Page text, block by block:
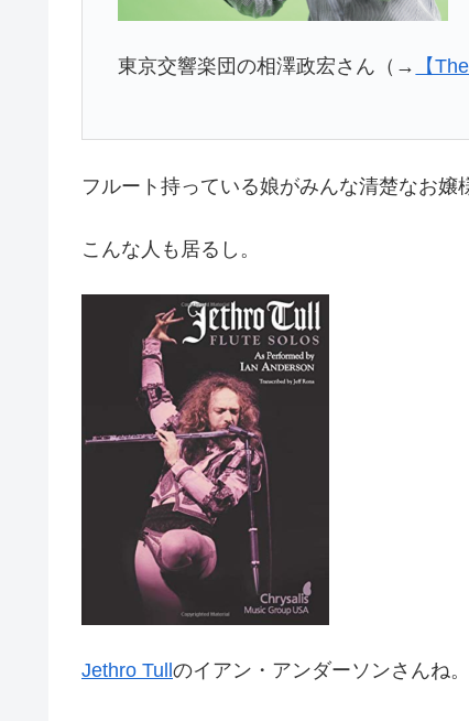
東京交響楽団の相澤政宏さん（→ 【
フルート持っている娘がみんな清楚なお嬢
こんな人も居るし。
Jethro Tull のイアン・アンダーソンさんね